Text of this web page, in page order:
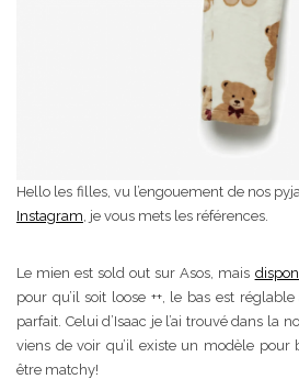
Hello les filles, vu l’engouement de nos
Instagram , je vous mets les références.
Le mien est sold out sur Asos, mais
pour qu’il soit loose ++, le bas est
parfait. Celui d’Isaac je l’ai trouvé dans la
viens de voir qu’il existe un modèle pour
être matchy!